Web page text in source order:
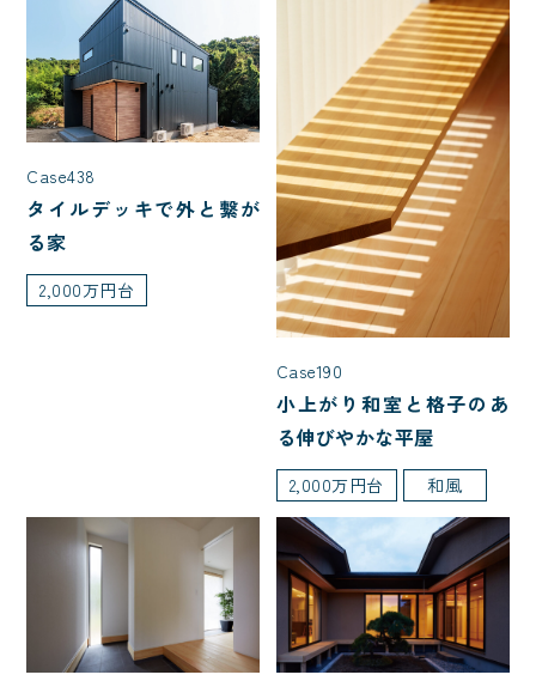
Case438
タイルデッキで外と繋が
る家
2,000万円台
Case190
小上がり和室と格子のあ
る伸びやかな平屋
2,000万円台 和風
3LDK
7LDK
2LDK
20代で建てた家
30代で建てた家
40代で建てた家
50代で建てた家
5人以上
夫婦2人暮らし
1.5階建て 2階建て 平屋